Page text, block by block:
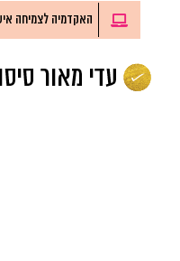
האקדמיה לצמיחה